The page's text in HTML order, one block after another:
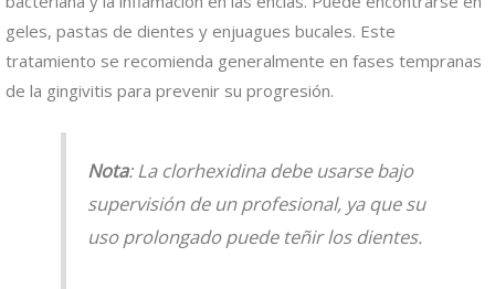
geles, pastas de dientes y enjuagues bucales. Este
tratamiento se recomienda generalmente en fases tempranas
de la gingivitis para prevenir su progresión.
Nota: La clorhexidina debe usarse bajo
supervisión de un profesional, ya que su
uso prolongado puede teñir los dientes.